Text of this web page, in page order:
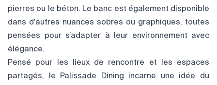
pierres ou le béton. Le banc est également disponible
dans d'autres nuances sobres ou graphiques, toutes
pensées pour s’adapter à leur environnement avec
élégance.
Pensé pour les lieux de rencontre et les espaces
partagés, le Palissade Dining incarne une idée du